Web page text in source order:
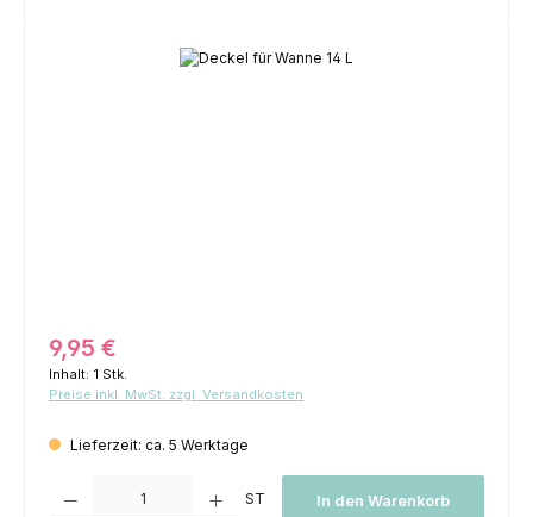
Bildergalerie überspringen
Regulärer Preis:
9,95 €
Inhalt: 1 Stk.
Preise inkl. MwSt. zzgl. Versandkosten
Lieferzeit: ca. 5 Werktage
ST In den Warenkorb